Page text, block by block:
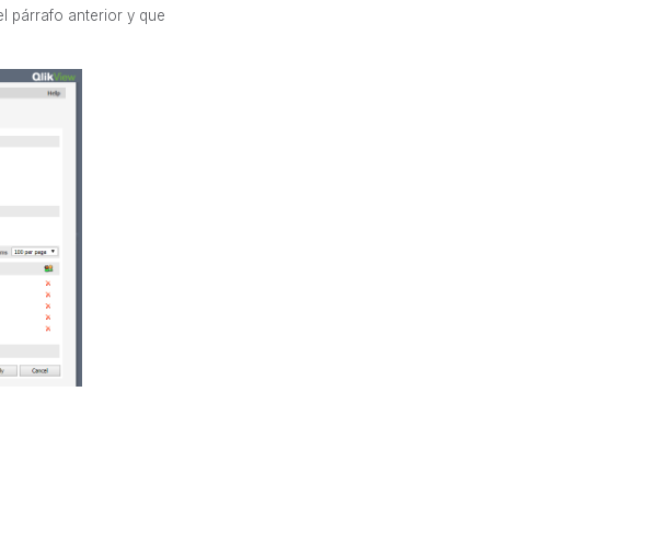
párrafo anterior y que